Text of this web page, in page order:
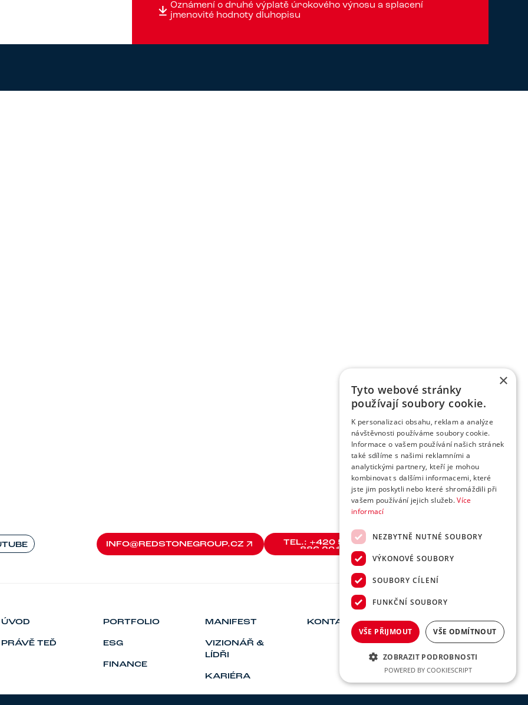
Oznámení o druhé výplatě úrokového výnosu a splacení
jmenovité hodnoty dluhopisu
INFO@REDSTONEGROUP.CZ
INFO@REDSTONEGROUP.CZ
TEL.: +420 588
886 201
TEL.: +420 588
ÚVOD
PRÁVĚ TEĎ
PORTFOLIO
ESG
FINANCE
MANIFEST
VIZIONÁŘ &
LÍDŘI
KARIÉRA
KONTAKT
×
Tyto webové stránky
používají soubory cookie.
K personalizaci obsahu, reklam a analýze
návštěvnosti používáme soubory cookie.
Informace o vašem používání našich stránek
také sdílíme s našimi reklamními a
analytickými partnery, kteří je mohou
kombinovat s dalšími informacemi, které
jste jim poskytli nebo které shromáždili při
vašem používání jejich služeb.Více
informací
NEZBYTNĚ NUTNÉ SOUBORY
VÝKONOVÉ SOUBORY
SOUBORY CÍLENÍ
FUNKČNÍ SOUBORY
VŠE PŘIJMOUT VŠE ODMÍTNOUT
ZOBRAZIT PODROBNOSTI
POWERED BY COOKIESCRIPT